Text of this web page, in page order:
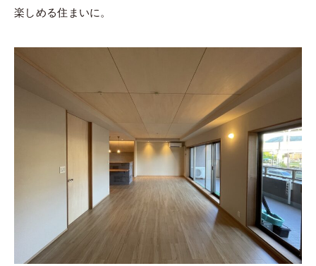
楽しめる住まいに。